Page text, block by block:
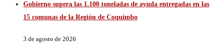
Gobierno supera las 1.100 toneladas de ayuda entregadas en las
15 comunas de la Región de Coquimbo
3 de agosto de 2026